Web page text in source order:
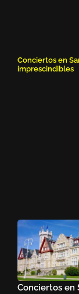
Conciertos en
imprescindibles
Conciertos en